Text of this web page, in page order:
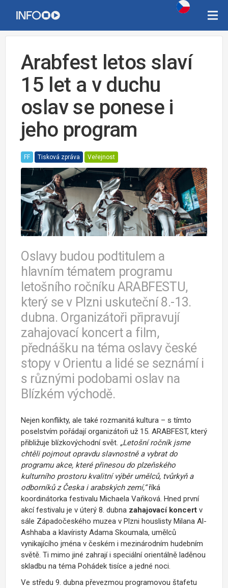
Arabfest letos slaví
15 let a v duchu
oslav se ponese i
jeho program
FF Tisková zpráva Veřejnost
Oslavy budou podtitulem a
hlavním tématem programu
letošního ročníku ARABFESTU,
který se v Plzni uskuteční 8.-13.
dubna. Organizátoři připravují
zahajovací koncert a film,
přednášku na téma oslavy české
stopy v Orientu a lidé se seznámí i
s různými podobami oslav na
Blízkém východě.
Nejen konflikty, ale také rozmanitá kultura – s tímto
poselstvím pořádají organizátoři už 15. ARABFEST, který
přibližuje blízkovýchodní svět. „Letošní ročník jsme
chtěli pojmout opravdu slavnostně a vybrat do
programu akce, které přinesou do plzeňského
kulturního prostoru kvalitní výběr umělců, tvůrkyň a
odborníků z Česka i arabských zemí,“říká
koordinátorka festivalu Michaela Vaňková. Hned první
akcí festivalu je v úterý 8. dubna zahajovací koncert v
sále Západočeského muzea v Plzni houslisty Milana Al-
Ashhaba a klavíristy Adama Skoumala, umělců
vynikajícího jména v českém i mezinárodním hudebním
světě. Ti mimo jiné zahrají i speciální orientálně laděnou
skladbu na téma Pohádek tisíce a jedné noci.
Ve středu 9. dubna převezmou programovou štafetu